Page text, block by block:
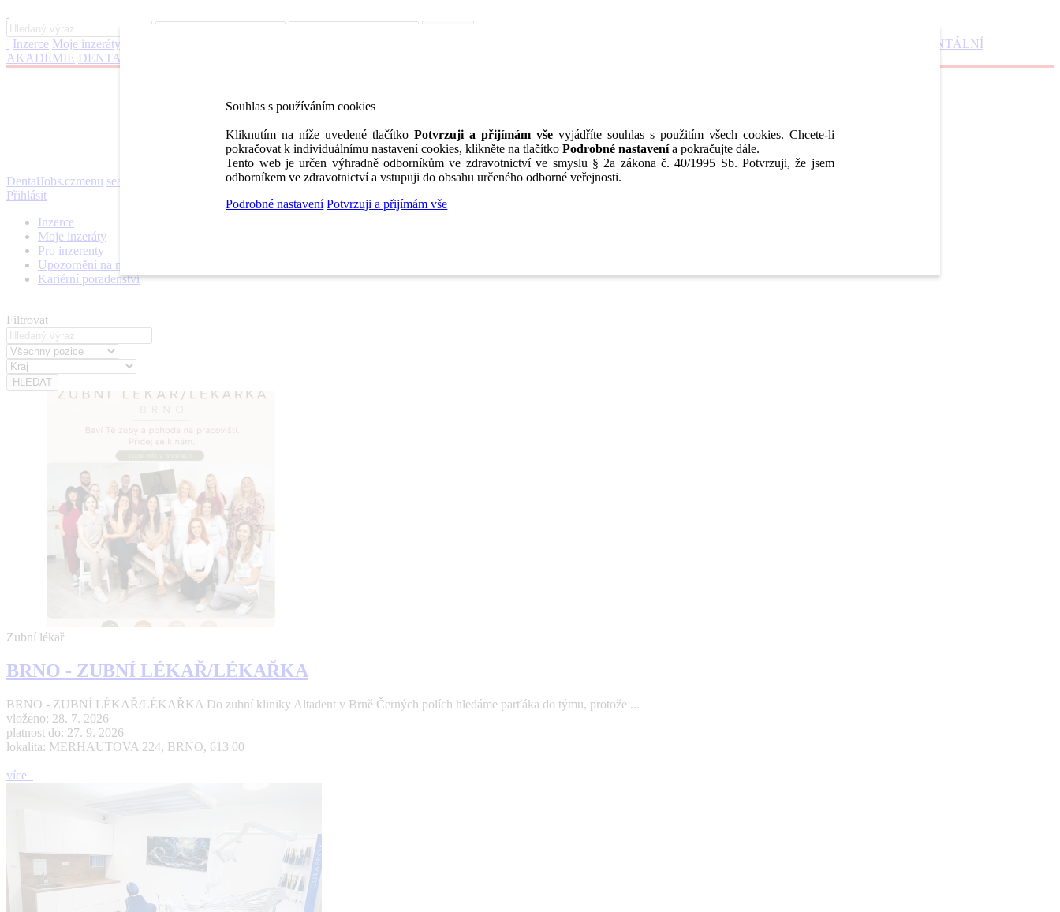
Inzerce Moje inzeráty
DENTÁLNÍ
AKADEMIE DENTAL BAZAR
DentalJobs.czmenu search
Přihlásit
Inzerce
Moje inzeráty
Pro inzerenty
Upozornění na nové pozice
Kariérní poradenství
Filtrovat
Zubní lékař
BRNO - ZUBNÍ LÉKAŘ/LÉKAŘKA
BRNO - ZUBNÍ LÉKAŘ/LÉKAŘKA Do zubní kliniky Altadent v Brně Černých polích hledáme parťáka do týmu, protože ...
vloženo: 28. 7. 2026
platnost do: 27. 9. 2026
lokalita: MERHAUTOVA 224, BRNO, 613 00
více
Souhlas s používáním cookies
Kliknutím na níže uvedené tlačítkoPotvrzuji a přijímám vše vyjádříte souhlas s použitím všech cookies. Chcete-li
pokračovat k individuálnímu nastavení cookies, klikněte na tlačítko Podrobné nastavenía pokračujte dále.
Tento web je určen výhradně odborníkům ve zdravotnictví ve smyslu § 2a zákona č. 40/1995 Sb. Potvrzuji, že jsem
odborníkem ve zdravotnictví a vstupuji do obsahu určeného odborné veřejnosti.
Podrobné nastavení Potvrzuji a přijímám vše